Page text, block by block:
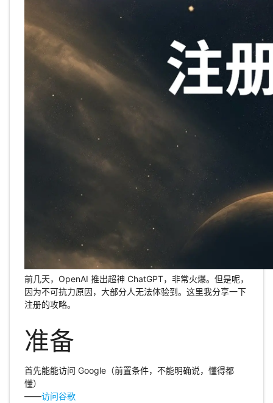
前几天，OpenAI 推出超神 ChatGPT，非常火爆。但是呢，
因为不可抗力原因，大部分人无法体验到。这里我分享一下
注册的攻略。
准备
首先能能访问 Google（前置条件，不能明确说，懂得都
懂）
——访问谷歌